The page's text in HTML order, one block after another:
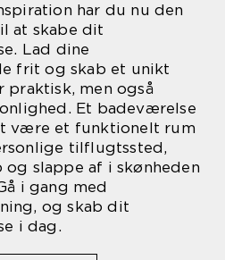
har du nu den
at skabe dit
Lad dine
frit og skab et unikt
praktisk, men også
Et badeværelse
være et funktionelt rum
tilflugtssted,
og slappe af i skønheden
i gang med
og skab dit
i dag.